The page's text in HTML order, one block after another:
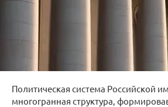
Политическая система Российской
многогранная структура,